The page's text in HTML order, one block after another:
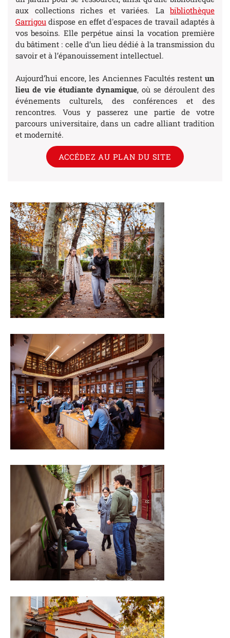
aux collections riches et variées. La bibliothèque
Garrigou dispose en effet d'espaces de travail adaptés à
vos besoins. Elle perpétue ainsi la vocation première
du bâtiment : celle d’un lieu dédié à la transmission du
savoir et à l’épanouissement intellectuel.
Aujourd’hui encore, les Anciennes Facultés restent un
lieu de vie étudiante dynamique, où se déroulent des
événements culturels, des conférences et des
rencontres. Vous y passerez une partie de votre
parcours universitaire, dans un cadre alliant tradition
et modernité.
ACCÉDEZ AU PLAN DU SITE